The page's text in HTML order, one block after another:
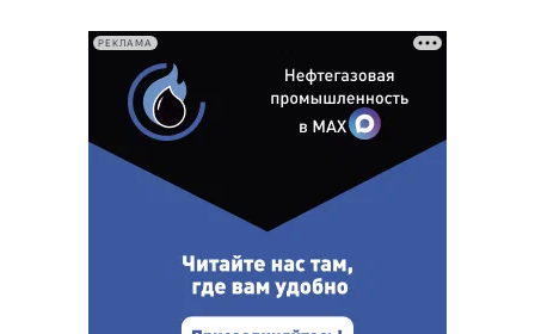
РЕКЛАМА